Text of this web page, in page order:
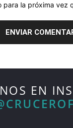
para la próxima vez
EN